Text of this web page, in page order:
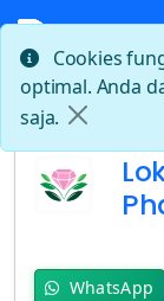
Beranda
WhatsApp
Cookies
optimal. Anda
saja.